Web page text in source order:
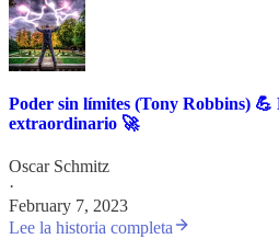
Poder sin límites (Tony Robbins) 💪
extraordinario 🚀
Oscar Schmitz
·
February 7, 2023
Lee la historia completa